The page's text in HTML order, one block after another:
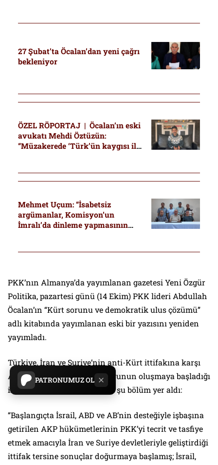
PATRONUMUZ OL
27 Şubat’ta Öcalan’dan yeni çağrı
bekleniyor
ÖZEL RÖPORTAJ | Öcalan’ın eski
avukatı Mehdi Öztüzün:
“Müzakerede ‘Türk’ün kaygısı ile
Mehmet Uçum: “İsabetsiz
argümanlar, Komisyon’un
İmralı’da dinleme yapmasının
PKK’nın Almanya’da yayımlanan gazetesi Yeni Özgür
Politika, pazartesi günü (14 Ekim) PKK lideri Abdullah
Öcalan’ın “Kürt sorunu ve demokratik ulus çözümü”
adlı kitabında yayımlanan eski bir yazısını yeniden
yayımladı.
Türkiye, İran ve Suriye’nin anti-Kürt ittifakına karşı
ABD, AB, İsrail ve Kürtler bloğunun oluşmaya başladığı
ifadeleri dikkat çeken yazıda şu bölüm yer aldı:
“Başlangıçta İsrail, ABD ve AB’nin desteğiyle işbaşına
getirilen AKP hükümetlerinin PKK’yi tecrit ve tasfiye
etmek amacıyla İran ve Suriye devletleriyle geliştirdiği
ittifak tersine sonuçlar doğurmaya başlamış; İsrail,